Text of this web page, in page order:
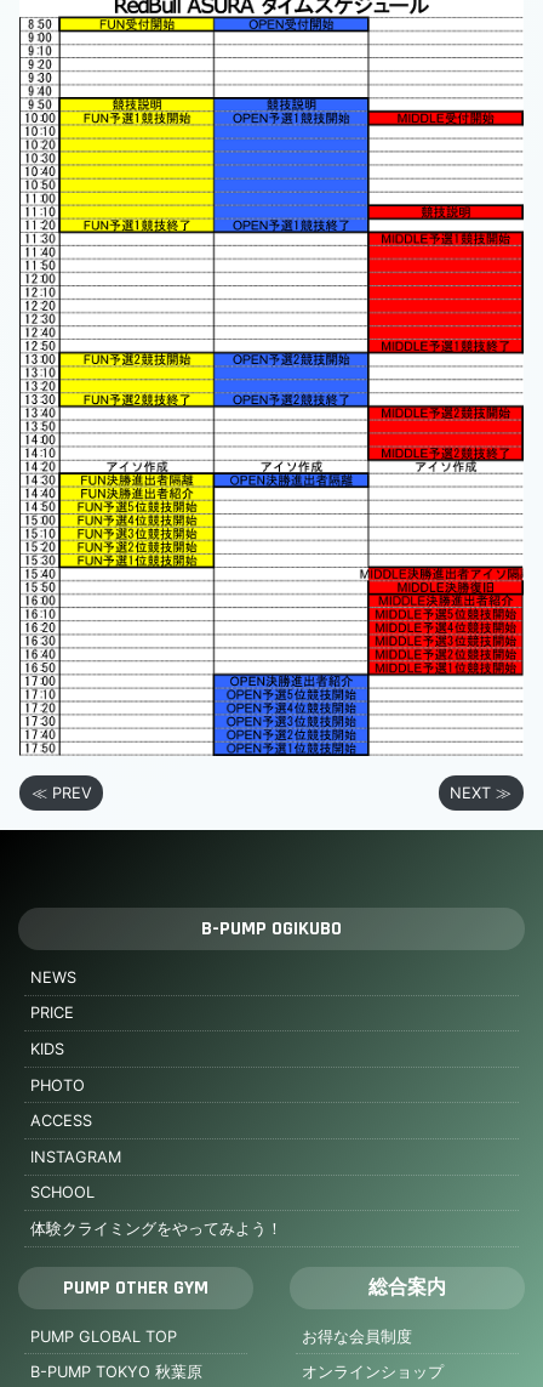
≪ PREV NEXT ≫
B-PUMP OGIKUBO
NEWS
PRICE
KIDS
PHOTO
ACCESS
INSTAGRAM
SCHOOL
体験クライミングをやってみよう！
PUMP OTHER GYM
PUMP GLOBAL TOP
B-PUMP TOKYO 秋葉原
総合案内
お得な会員制度
オンラインショップ